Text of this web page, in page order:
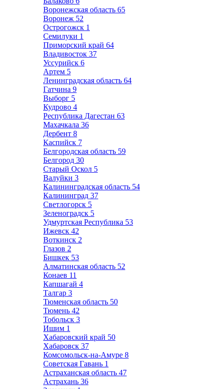
Воронежская область 65
Воронеж 52
Острогожск 1
Семилуки 1
Приморский край 64
Владивосток 37
Уссурийск 6
Артем 5
Ленинградская область 64
Гатчина 9
Выборг 5
Кудрово 4
Республика Дагестан 63
Махачкала 36
Дербент 8
Каспийск 7
Белгородская область 59
Белгород 30
Старый Оскол 5
Валуйки 3
Калининградская область 54
Калининград 37
Светлогорск 5
Зеленоградск 5
Удмуртская Республика 53
Ижевск 42
Воткинск 2
Глазов 2
Бишкек 53
Алматинская область 52
Конаев 11
Капшагай 4
Талгар 3
Тюменская область 50
Тюмень 42
Тобольск 3
Ишим 1
Хабаровский край 50
Хабаровск 37
Комсомольск-на-Амуре 8
Советская Гавань 1
Астраханская область 47
Астрахань 36